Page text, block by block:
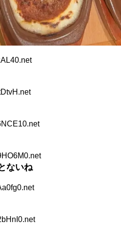
ないね